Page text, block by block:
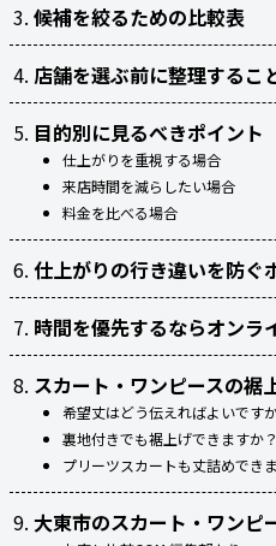
候補を絞るための比較表
店舗を選ぶ前に整理するこ
目的別に見るべきポイント
仕上がりを重視する場合
来店時間を減らしたい場合
料金を比べる場合
仕上がりの行き違いを防ぐ
時間を優先するならオンラ
スカート・ワンピースの裾
希望丈はどう伝えればよいです
裏地付きでも裾上げできますか？
プリーツスカートも丈詰めでき
大東市のスカート・ワンピ